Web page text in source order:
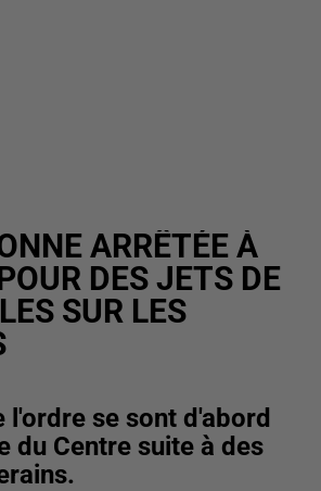
ARRÊTÉE À
DES JETS DE
SUR LES
l'ordre se sont d'abord
du Centre suite à des